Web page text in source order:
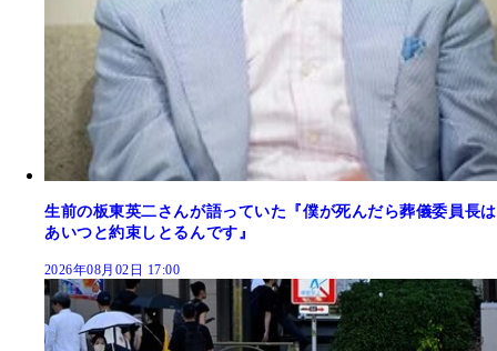
生前の板東英二さんが語っていた『僕が死んだら葬儀委員長は
あいつと約束しとるんです』
2026年08月02日 17:00